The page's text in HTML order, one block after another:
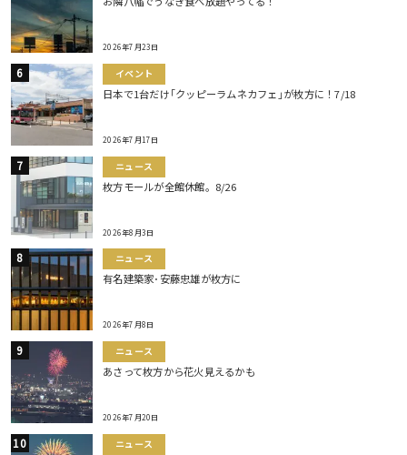
2026年7月23日
イベント
日本で1台だけ｢クッピーラムネカフェ｣が枚方に！7/18
2026年7月17日
ニュース
枚方モールが全館休館。8/26
2026年8月3日
ニュース
有名建築家･安藤忠雄が枚方に
2026年7月8日
ニュース
あさって枚方から花火見えるかも
2026年7月20日
ニュース